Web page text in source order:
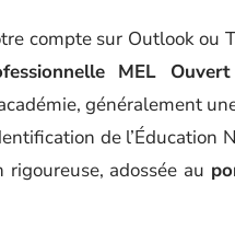
compte sur Outlook
MEL
généralement
de l’Éducation
adossée au